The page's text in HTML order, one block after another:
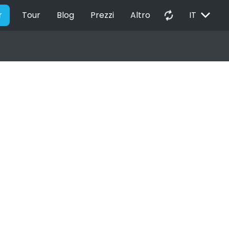
Tour Blog Prezzi Altro autorenew IT EXPAND_MORE